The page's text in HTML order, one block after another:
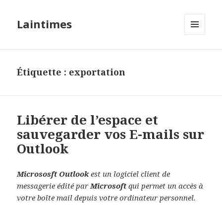
Laintimes
Étiquette : exportation
Libérer de l’espace et
sauvegarder vos E-mails sur
Outlook
Micrososft Outlookest un logiciel client de
messagerie édité parMicrosoftqui permet un accès à
votre boîte mail depuis votre ordinateur personnel.